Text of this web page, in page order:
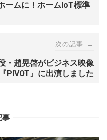
ームに！ホームIoT標準
次の記事 →
・趙晃啓がビジネス映像
PIVOT』に出演しました
事